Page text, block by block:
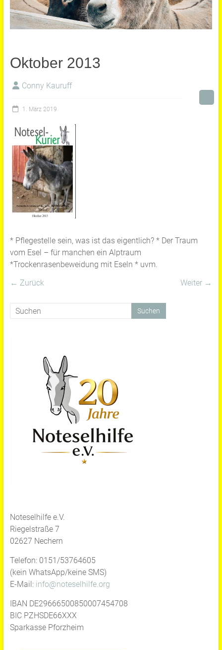
Oktober 2013
Conny Kauruff
1. März 2019
* Pflegestelle sein, was ist das eigentlich? * Der Traum
vom Esel – für manchen ein Alptraum
*Trockenrasenbeweidung mit Eseln * uvm.
← Zurück
Weiter →
Noteselhilfe e.V.
Riegelstraße 7
02627 Nechern
Telefon: 0151/53764605
(kein WhatsApp/keine SMS)
E-Mail: info@noteselhilfe.org
IBAN DE29666500850007454708
BIC PZHSDE66XXX
Sparkasse Pforzheim